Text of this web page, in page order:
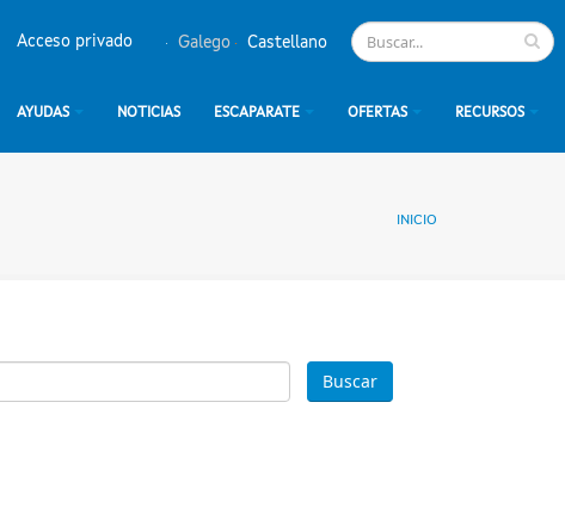
Galego Castellano
Acceso privado
AYUDAS NOTICIAS ESCAPARATE OFERTAS RECURSOS
INICIO